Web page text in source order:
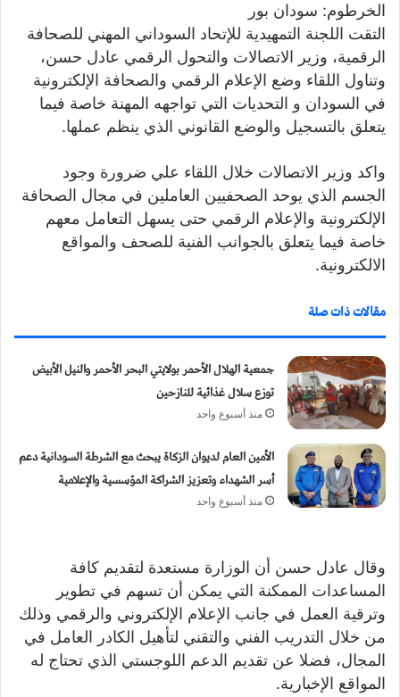
ا
الخرطوم: سودان بور
التقت اللجنة التمهيدية للإتحاد السوداني المهني للصحافة
الرقمية، وزير الاتصالات والتحول الرقمي عادل حسن،
وتناول اللقاء وضع الإعلام الرقمي والصحافة الإلكترونية
في السودان و التحديات التي تواجهه المهنة خاصة فيما
يتعلق بالتسجيل والوضع القانوني الذي ينظم عملها.
واكد وزير الاتصالات خلال اللقاء علي ضرورة وجود
الجسم الذي يوحد الصحفيين العاملين في مجال الصحافة
الإلكترونية والإعلام الرقمي حتى يسهل التعامل معهم
خاصة فيما يتعلق بالجوانب الفنية للصحف والمواقع
الالكترونية.
مقالات ذات صلة
جمعية الهلال الأحمر بولايتي البحر الأحمر والنيل الأبيض
توزع سلال غذائية للنازحين
منذ أسبوع واحد
الأمين العام لديوان الزكاة يبحث مع الشرطة السودانية دعم
أسر الشهداء وتعزيز الشراكة المؤسسية والإعلامية
منذ أسبوع واحد
وقال عادل حسن أن الوزارة مستعدة لتقديم كافة
المساعدات الممكنة التي يمكن أن تسهم في تطوير
وترقية العمل في جانب الإعلام الإلكتروني والرقمي وذلك
من خلال التدريب الفني والتقني لتأهيل الكادر العامل في
المجال، فضلا عن تقديم الدعم اللوجستي الذي تحتاج له
المواقع الإخبارية.